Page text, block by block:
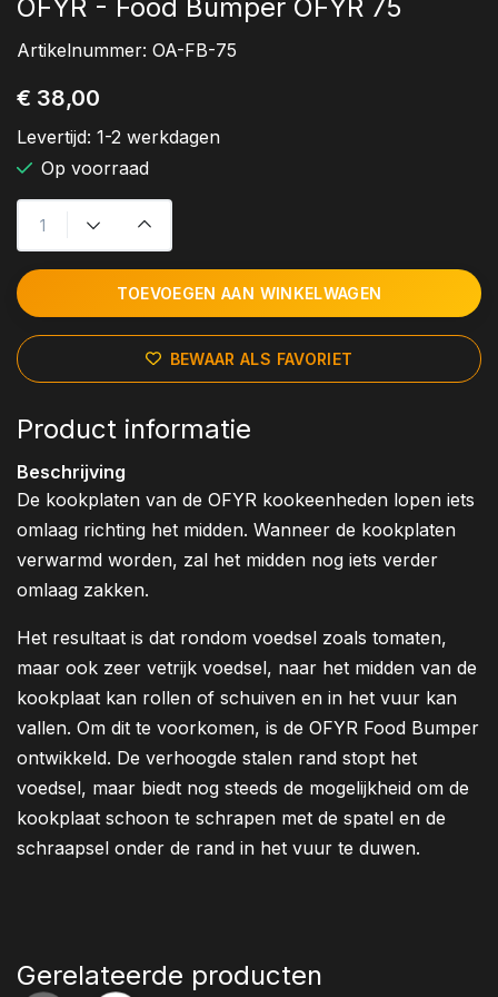
OFYR - Food Bumper OFYR 75
Artikelnummer: OA-FB-75
€ 38,00
Levertijd: 1-2 werkdagen
Op voorraad
TOEVOEGEN AAN WINKELWAGEN
BEWAAR ALS FAVORIET
Product informatie
Beschrijving
De kookplaten van de OFYR kookeenheden lopen iets
omlaag richting het midden. Wanneer de kookplaten
verwarmd worden, zal het midden nog iets verder
omlaag zakken.
Het resultaat is dat rondom voedsel zoals tomaten,
maar ook zeer vetrijk voedsel, naar het midden van de
kookplaat kan rollen of schuiven en in het vuur kan
vallen. Om dit te voorkomen, is de OFYR Food Bumper
ontwikkeld. De verhoogde stalen rand stopt het
voedsel, maar biedt nog steeds de mogelijkheid om de
kookplaat schoon te schrapen met de spatel en de
schraapsel onder de rand in het vuur te duwen.
Gerelateerde producten